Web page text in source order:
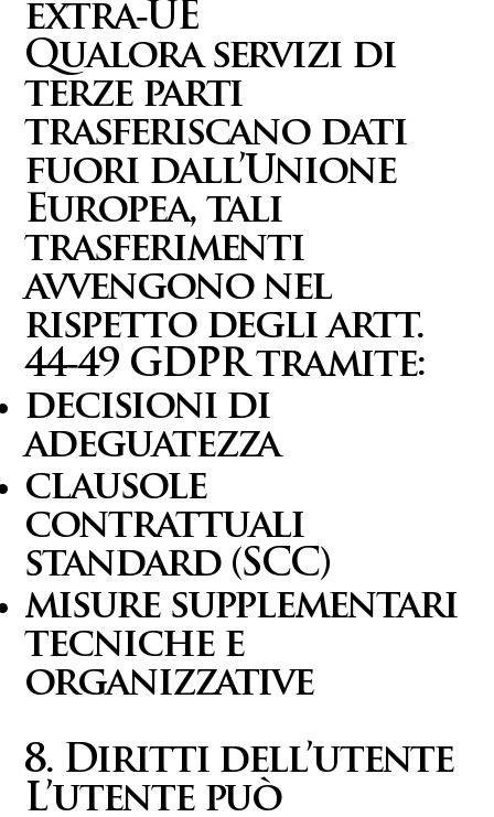
extra‑UE
Qualora servizi di
terze parti
trasferiscano dati
fuori dall’Unione
Europea, tali
trasferimenti
avvengono nel
rispetto degli artt.
44‑49 GDPR tramite:
decisioni di
adeguatezza
clausole
contrattuali
standard (SCC)
misure supplementari
tecniche e
organizzative
8. Diritti dell’utente
L’utente può